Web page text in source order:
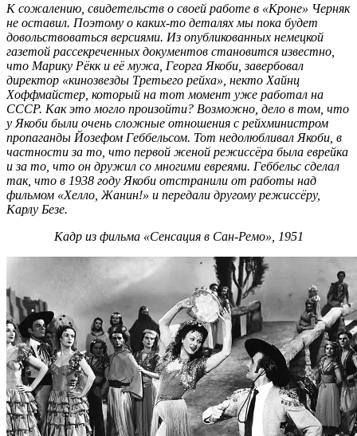
К сожалению, свидетельств о своей работе в «Кроне» Черняк
не оставил. Поэтому о каких-то деталях мы пока будет
довольствоваться версиями. Из опубликованных немецкой
газетой рассекреченных документов становится известно,
что Марику Рёкк и её мужа, Георга Якоби, завербовал
директор «кинозвезды Третьего рейха», некто Хайнц
Хоффмайстер, который на тот момент уже работал на
СССР. Как это могло произойти? Возможно, дело в том, что
у Якоби были очень сложные отношения с рейхминистром
пропаганды Йозефом Геббельсом. Тот недолюбливал Якоби, в
частности за то, что первой женой режиссёра была еврейка
и за то, что он дружил со многими евреями. Геббельс сделал
так, что в 1938 году Якоби отстранили от работы над
фильмом «Хелло, Жанин!» и передали другому режиссёру,
Карлу Безе.
Кадр из фильма «Сенсация в Сан-Ремо», 1951